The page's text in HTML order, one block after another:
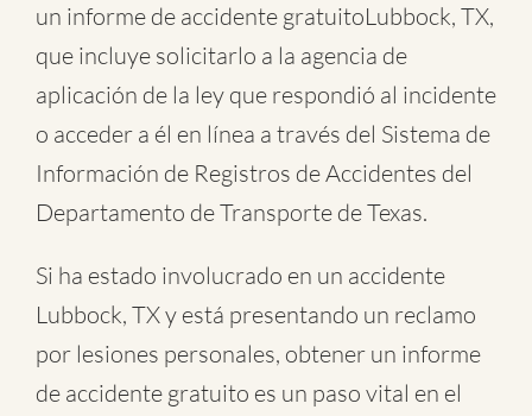
un informe de accidente gratuitoLubbock, TX,
que incluye solicitarlo a la agencia de
aplicación de la ley que respondió al incidente
o acceder a él en línea a través del Sistema de
Información de Registros de Accidentes del
Departamento de Transporte de Texas.
Si ha estado involucrado en un accidente
Lubbock, TX y está presentando un reclamo
por lesiones personales, obtener un informe
de accidente gratuito es un paso vital en el